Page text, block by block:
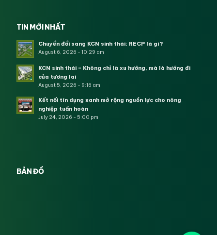
TIN MỚI NHẤT
Chuyển đổi sang KCN sinh thái: RECP là gì?
August 6, 2026 - 10:29 am
KCN sinh thái – Không chỉ là xu hướng, mà là hướng đi
của tương lai
August 5, 2026 - 9:16 am
Kết nối tín dụng xanh mở rộng nguồn lực cho nông
nghiệp tuần hoàn
July 24, 2026 - 5:00 pm
BẢN ĐỒ